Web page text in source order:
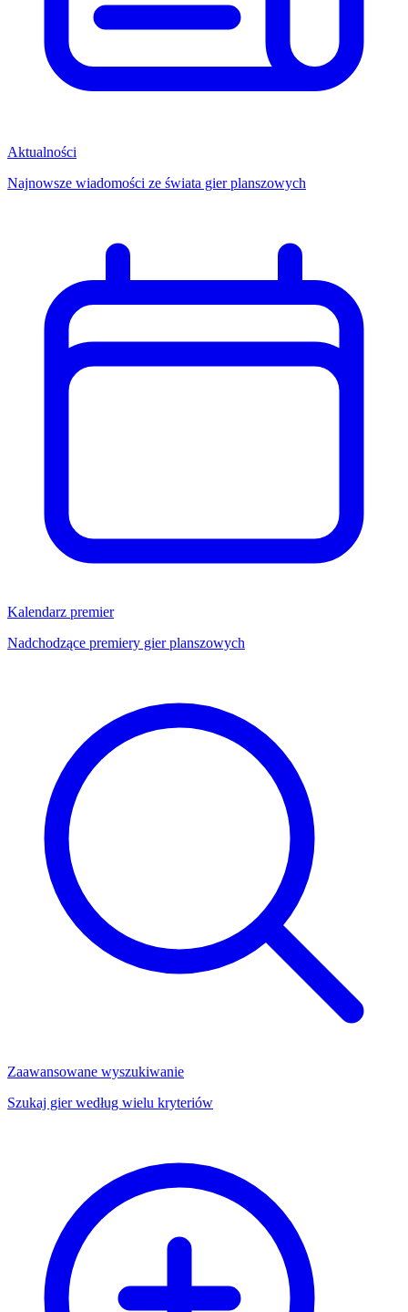
Aktualności
Najnowsze wiadomości ze świata gier planszowych
Kalendarz premier
Nadchodzące premiery gier planszowych
Zaawansowane wyszukiwanie
Szukaj gier według wielu kryteriów